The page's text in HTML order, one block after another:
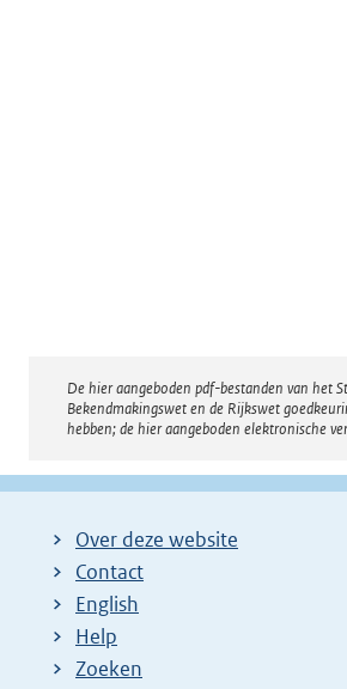
Disclaimer
De hier aangeboden pdf-bestanden van het
Bekendmakingswet en de Rijkswet
hebben; de hier aangeboden elektronische
Over deze website
Contact
English
Help
Zoeken